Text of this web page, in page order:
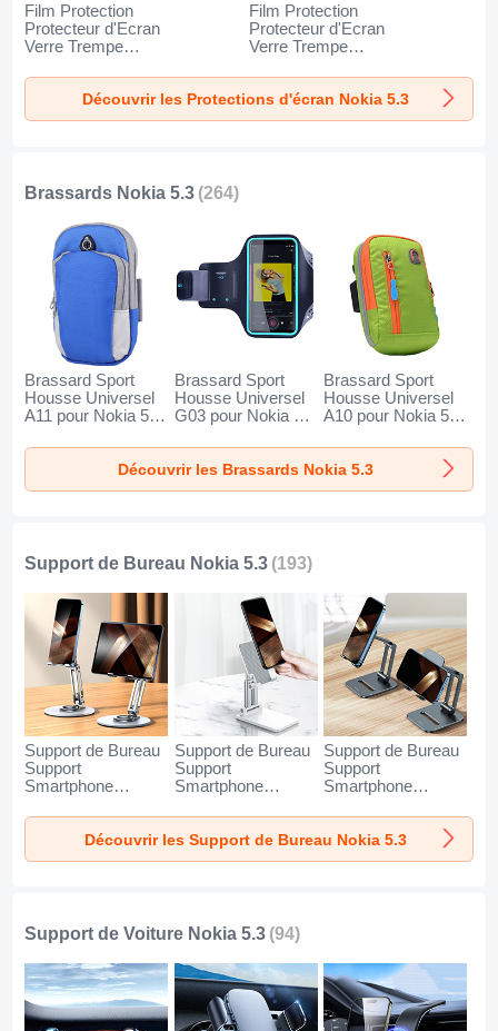
Film Protection
Protecteur d'Ecran
Verre Trempe
Nokia 5.3 Noir
Film Protection
Protecteur d'Ecran
Verre Trempe
5.3 Clair
Découvrir les Protections d'écran Nokia 5.3
Brassards Nokia 5.3 (264)
Brassard Sport
Housse Universel
A11 pour Nokia 5.3
Brassard Sport
Housse Universel
G03 pour Nokia 5.3
Brassard Sport
Housse Universel
A10 pour Nokia 5.3
Découvrir les Brassards Nokia 5.3
Support de Bureau Nokia 5.3 (193)
Support de Bureau
Support
Smartphone
Nokia 5.3 Argent
Support de Bureau
Support
Smartphone
Nokia 5.3 Blanc
Support de Bureau
Support
Smartphone
Nokia 5.3 Noir
Découvrir les Support de Bureau Nokia 5.3
Support de Voiture Nokia 5.3 (94)